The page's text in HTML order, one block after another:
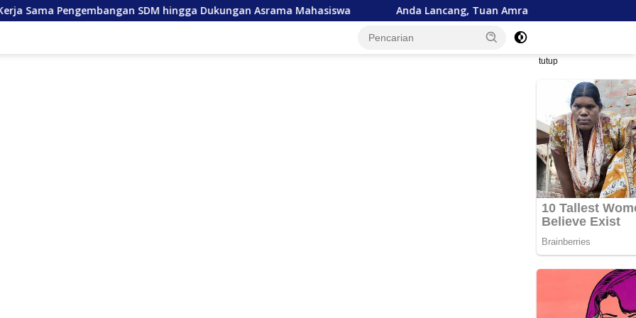
SDM hingga Dukungan Asrama Mahasiswa Anda Lancang, Tuan Amran! Bank Aceh Tegaskan
tutup